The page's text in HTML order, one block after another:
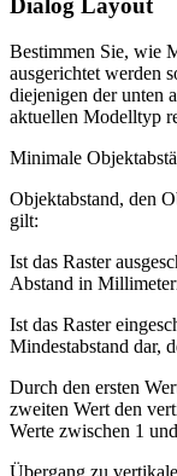
Bestimmen Sie, wie
ausgerichtet werden
diejenigen der unten
aktuellen Modelltyp
Minimale
Objektabstand, den
gilt:
Ist das Raster
Abstand in
Ist das Raster
Mindestabstand dar,
Durch den ersten
zweiten Wert den
Werte zwischen 1